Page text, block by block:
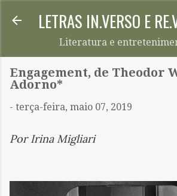
Pular para o conteúdo
LETRAS IN.VERSO E
Literatura e
Engagement, de Theodor
Adorno*
- terça-feira, maio 07, 2019
Por Irina Migliari